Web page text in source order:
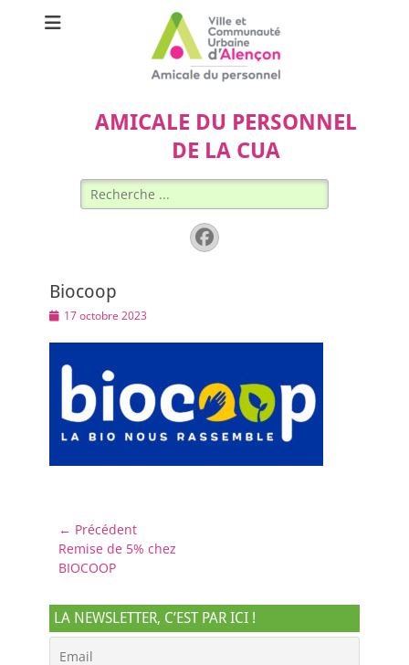
AMICALE DU PERSONNEL
DE LA CUA
Rechercher :
Facebook
Biocoop
Posted17 octobre 2023
Navigation
de
l’article
← Précédent
Article
précédent :
Remise de 5% chez
BIOCOOP
LA NEWSLETTER, C’EST PAR ICI !